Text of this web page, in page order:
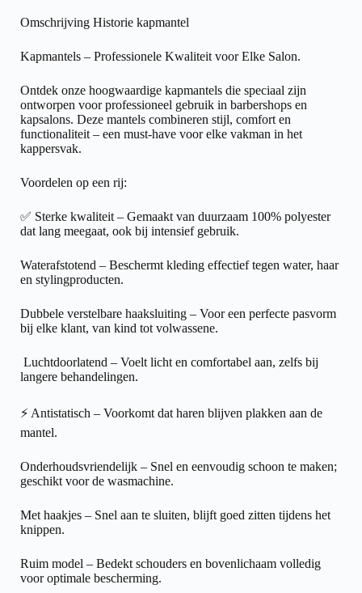
Omschrijving Historie kapmantel
Kapmantels – Professionele Kwaliteit voor Elke Salon.
Ontdek onze hoogwaardige kapmantels die speciaal zijn
ontworpen voor professioneel gebruik in barbershops en
kapsalons. Deze mantels combineren stijl, comfort en
functionaliteit – een must-have voor elke vakman in het
kappersvak.
Voordelen op een rij:
✅ Sterke kwaliteit – Gemaakt van duurzaam 100% polyester
dat lang meegaat, ook bij intensief gebruik.
Waterafstotend – Beschermt kleding effectief tegen water, haar
en stylingproducten.
Dubbele verstelbare haaksluiting – Voor een perfecte pasvorm
bij elke klant, van kind tot volwassene.
️ Luchtdoorlatend – Voelt licht en comfortabel aan, zelfs bij
langere behandelingen.
⚡ Antistatisch – Voorkomt dat haren blijven plakken aan de
mantel.
Onderhoudsvriendelijk – Snel en eenvoudig schoon te maken;
geschikt voor de wasmachine.
Met haakjes – Snel aan te sluiten, blijft goed zitten tijdens het
knippen.
Ruim model – Bedekt schouders en bovenlichaam volledig
voor optimale bescherming.